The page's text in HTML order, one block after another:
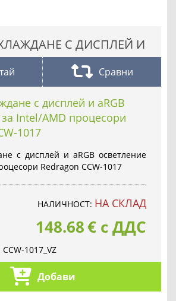
С ДИСПЛЕЙ И
Сравни
с дисплей и aRGB
за Intel/AMD процесори
1017
с дисплей и aRGB осветление
Redragon CCW-1017
НАЛИЧНОСТ: НА СКЛАД
148.68€ с ДДС
CCW-1017_VZ
Добави